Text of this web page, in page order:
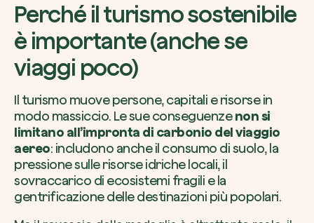
Perché il turismo sostenibile
è importante (anche se
viaggi poco)
Il turismo muove persone, capitali e risorse in
modo massiccio. Le sue conseguenzenon si
limitano all’impronta di carbonio del viaggio
aereo: includono anche il consumo di suolo, la
pressione sulle risorse idriche locali, il
sovraccarico di ecosistemi fragili e la
gentrificazione delle destinazioni più popolari.
Inserisci il tuo codice per riscattare un
Usa il codice